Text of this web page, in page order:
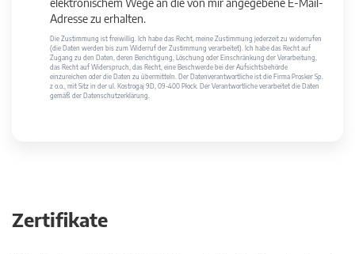
elektronischem Wege an die von mir angegebene E-Mail-
Adresse zu erhalten.
Die Zustimmung ist freiwillig. Ich habe das Recht, meine Zustimmung jederzeit zu widerrufen
(die Daten werden bis zum Widerruf der Zustimmung verarbeitet). Ich habe das Recht auf
Zugang zu den Daten, deren Berichtigung, Löschung oder Einschränkung der Verarbeitung,
das Recht auf Widerspruch, das Recht, eine Beschwerde bei der Aufsichtsbehörde
einzureichen oder die Daten zu übermitteln. Der Datenverantwortliche ist die Firma Prosker Sp.
z o.o., mit Sitz in der ul. Kostrogaj 9D, 09-400 Płock. Der Verantwortliche verarbeitet die Daten
gemäß der Datenschutzerklärung.
Zertifikate